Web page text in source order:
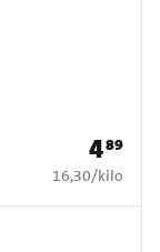
Prijs: €
489
€ 16,30 per kilo
16,30/kilo